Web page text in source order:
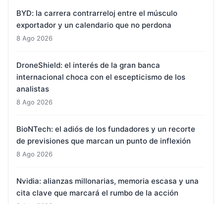
BYD: la carrera contrarreloj entre el músculo
exportador y un calendario que no perdona
8 Ago 2026
DroneShield: el interés de la gran banca
internacional choca con el escepticismo de los
analistas
8 Ago 2026
BioNTech: el adiós de los fundadores y un recorte
de previsiones que marcan un punto de inflexión
8 Ago 2026
Nvidia: alianzas millonarias, memoria escasa y una
cita clave que marcará el rumbo de la acción